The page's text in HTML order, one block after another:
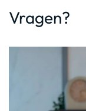
Vragen?